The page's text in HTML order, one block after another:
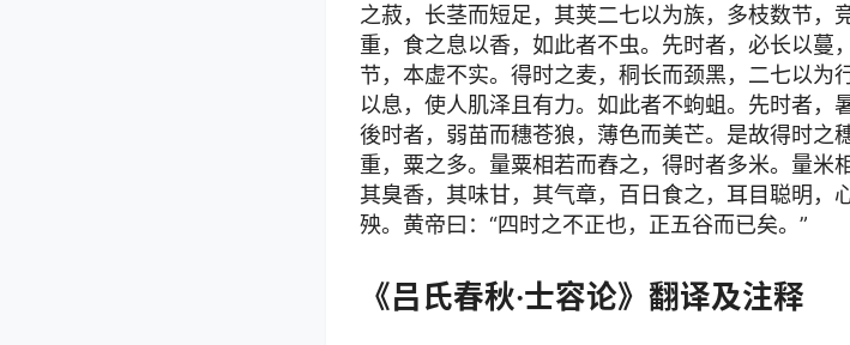
之菽，长茎而短足，其荚二七以为族，多枝数节，
重，食之息以香，如此者不虫。先时者，必长以蔓
节，本虚不实。得时之麦，秱长而颈黑，二七以为
以息，使人肌泽且有力。如此者不蚼蛆。先时者，
後时者，弱苗而穗苍狼，薄色而美芒。是故得时之
重，粟之多。量粟相若而舂之，得时者多米。量米
其臭香，其味甘，其气章，百日食之，耳目聪明，
殃。黄帝曰：“四时之不正也，正五谷而已矣。”
《吕氏春秋·士容论》翻译及注释